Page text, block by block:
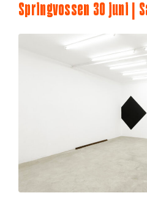
Springvossen 30 juni |